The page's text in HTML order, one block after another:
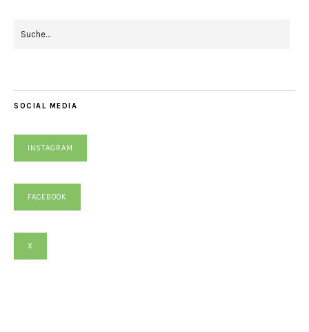
SOCIAL MEDIA
INSTAGRAM
FACEBOOK
X